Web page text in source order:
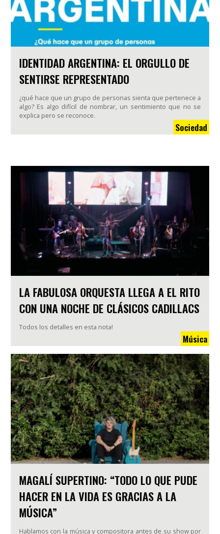
IDENTIDAD ARGENTINA: EL ORGULLO DE
SENTIRSE REPRESENTADO
¿qué hace que un grupo de personas sienta que pertenece a
algo? Es algo difícil de nombrar, un sentimiento que no se
explica pero se reconoce.
Sociedad
LA FABULOSA ORQUESTA LLEGA A EL RITO
CON UNA NOCHE DE CLÁSICOS CADILLACS
Todos los detalles en esta nota!
Música
MAGALÍ SUPERTINO: “TODO LO QUE PUDE
HACER EN LA VIDA ES GRACIAS A LA
MÚSICA”
Hablamos con la música y compositora antes de su show por